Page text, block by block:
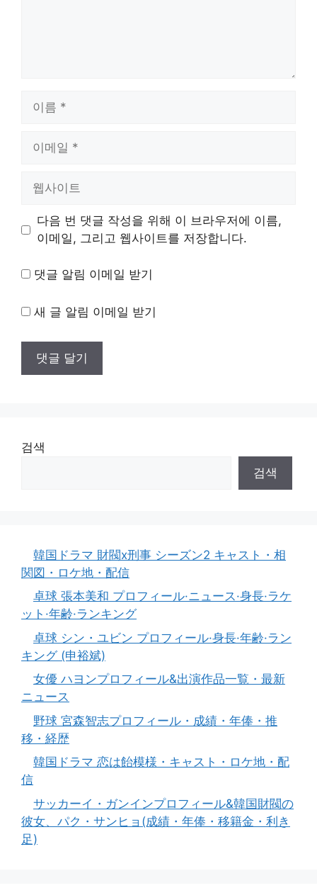
트
다음 번 댓글 작성을 위해 이 브라우저에 이름,
이메일, 그리고 웹사이트를 저장합니다.
댓글 알림 이메일 받기
새 글 알림 이메일 받기
검색
검색
韓国ドラマ 財閥x刑事 シーズン2 キャスト・相
関図・ロケ地・配信
卓球 張本美和 プロフィール·ニュース·身長·ラケ
ット·年齢·ランキング
卓球 シン・ユビン プロフィール·身長·年齢·ラン
キング (申裕斌)
女優 ハヨンプロフィール&出演作品一覧・最新
ニュース
野球 宮森智志プロフィール・成績・年俸・推
移・経歴
韓国ドラマ 恋は飴模様・キャスト・ロケ地・配
信
サッカーイ・ガンインプロフィール&韓国財閥の
彼女、パク・サンヒョ(成績・年俸・移籍金・利き
足)